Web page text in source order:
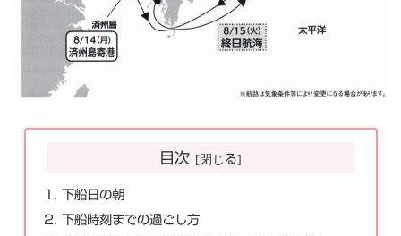
目次
下船日の朝
下船時刻までの過ごし方